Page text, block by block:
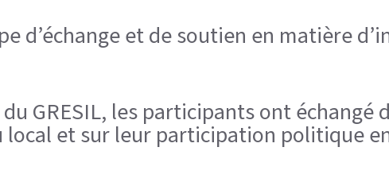
d’échange et de soutien en matière
GRESIL, les participants ont
local et sur leur participation politique